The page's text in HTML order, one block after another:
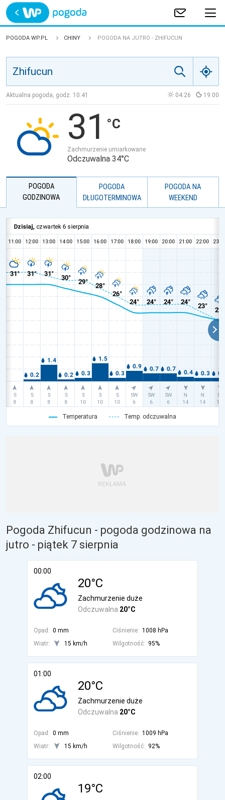
Trwa ładowanie
POLSKA
JAKOŚĆ POWIETRZA
POGODA WP.PL CHINY POGODA NA JUTRO - ZHIFUCUN
Aktualna pogoda, godz. 10:41 04:26 19:00
31
Zachmurzenie umiarkowane
Odczuwalna 34°C
POGODA
GODZINOWA
POGODA
DŁUGOTERMINOWA
POGODA NA
WEEKEND
Temperatura Temp. odczuwalna
Pogoda Zhifucun - pogoda godzinowa na
jutro - piątek 7 sierpnia
00:00
20°C
Odczuwalna 20°C
Zachmurzenie duże
Opad: 0 mm Ciśnienie: 1008 hPa
Wiatr:
15 km/h Wilgotność: 95%
01:00
20°C
Odczuwalna 20°C
Zachmurzenie duże
Opad: 0 mm Ciśnienie: 1009 hPa
Wiatr:
15 km/h Wilgotność: 92%
02:00
19°C